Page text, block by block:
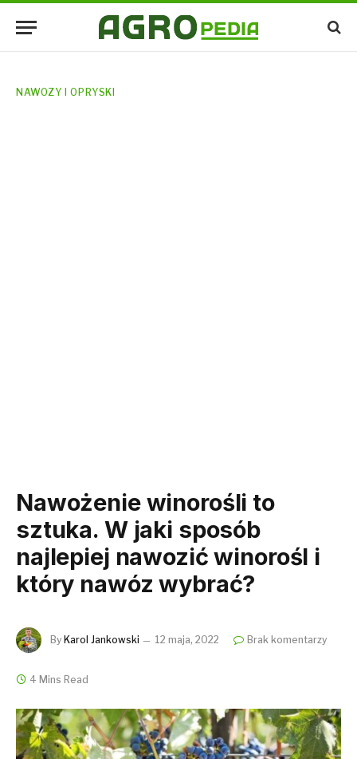
NAWOZY I OPRYSKI
Nawożenie winorośli to
sztuka. W jaki sposób
najlepiej nawozić winorośl i
który nawóz wybrać?
By Karol Jankowski 12 maja, 2022 Brak komentarzy
4 Mins Read